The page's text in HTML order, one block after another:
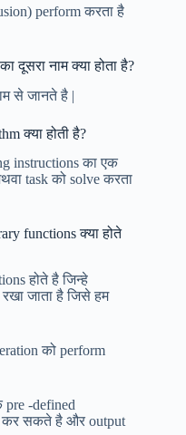
perform करता है
दूसरा नाम क्या होता है?
से जानते है |
क्या होती है?
instructions का एक
task को solve करता
functions क्या होते
होते है जिन्हे
जाता है जिसे हम
को perform
-defined
कर सकते है और output